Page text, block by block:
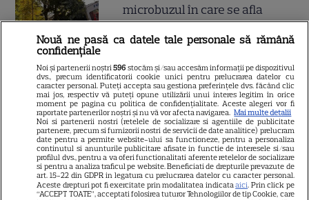
microbuzul în care se afla
fotbal din București, accident
mortal! Câți morți și câți răniți
sunt până acum
SERIALE
Nouă ne pasă ca datele tale personale să rămână
confidențiale
Noi și partenerii noștri596 stocăm și/sau accesăm informații pe dispozitivul
dvs., precum identificatorii cookie unici pentru prelucrarea datelor cu
caracter personal. Puteți accepta sau gestiona preferințele dvs. făcând clic
mai jos, respectiv vă puteți opune utilizării unui interes legitim în orice
moment pe pagina cu politica de confidențialitate. Aceste alegeri vor fi
raportate partenerilor noștri și nu vă vor afecta navigarea. Mai multe detalii
Noi si partenerii nostri (retelele de socializare si agentiile de publicitate
partenere, precum si furnizorii nostri de servicii de date analitice) prelucram
date pentru a permite website-ului sa functioneze, pentru a personaliza
continutul si anunturile publicitare afisate in functie de interesele si/sau
profilul dvs., pentru a va oferi functionalitati aferente retelelor de socializare
si pentru a analiza traficul pe website. Beneficiati de drepturile prevazute de
art. 15-22 din GDPR in legatura cu prelucrarea datelor cu caracter personal.
Aceste drepturi pot fi exercitate prin modalitatea indicataaici. Prin click pe
“ACCEPT TOATE”, acceptati folosirea tuturor Tehnologiilor de tip Cookie, care